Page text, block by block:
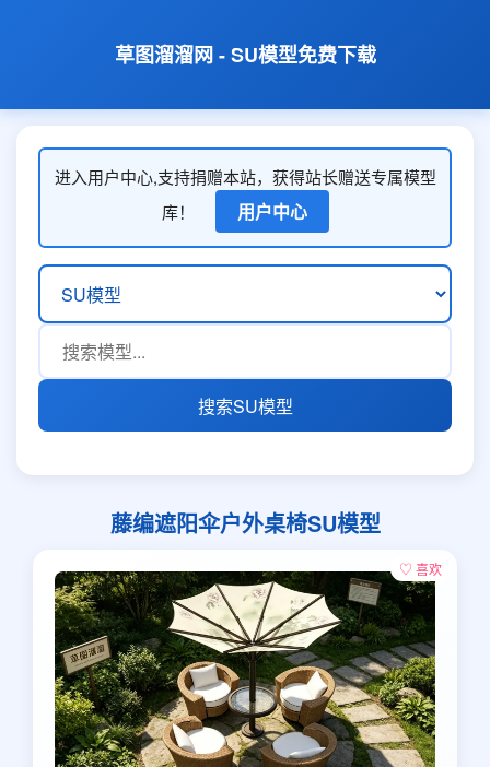
草图溜溜网 - SU模型免费下载
进入用户中心,支持捐赠本站，获得站长赠送专属模型
库！
用户中心
搜索SU模型
藤编遮阳伞户外桌椅SU模型
♡ 喜欢